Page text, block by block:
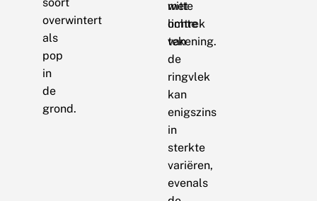
overwintert
als
pop
in
de
grond.
witte
omtrek
van
de
ringvlek
kan
enigszins
in
sterkte
variëren,
evenals
met
lichte
tekening.